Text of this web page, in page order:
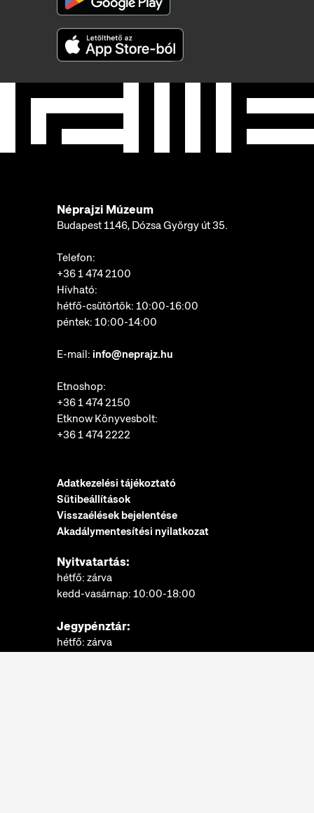
Néprajzi Múzeum
Budapest 1146, Dózsa György út 35.
Telefon:
+36 1 474 2100
Hívható:
hétfő-csütörtök: 10:00-16:00
péntek: 10:00-14:00
E-mail: info@neprajz.hu
Etnoshop:
+36 1 474 2150
Etknow Könyvesbolt:
+36 1 474 2222
Adatkezelési tájékoztató
Sütibeállítások
Visszaélések bejelentése
Akadálymentesítési nyilatkozat
Nyitvatartás:
hétfő: zárva
kedd-vasárnap: 10:00-18:00
Jegypénztár:
hétfő: zárva